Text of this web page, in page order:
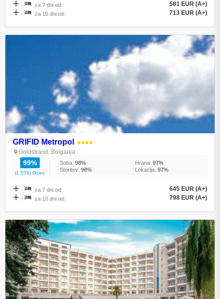
+ za 7 dni od: 581 EUR (A+)
+ za 10 dni od: 713 EUR (A+)
GRIFID Metropol ●●●●
Goldstrand, Bolgarija
99%
(1.576) Ocen
Soba: 98% Hrana: 97%
Storitev: 98% Lokacija: 97%
+ za 7 dni od: 645 EUR (A+)
+ za 10 dni od: 798 EUR (A+)